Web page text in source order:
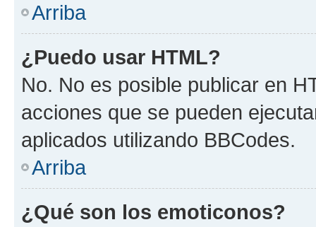
Arriba
¿Puedo usar HTML?
No. No es posible publicar en
acciones que se pueden
aplicados utilizando BBCodes.
Arriba
¿Qué son los emoticonos?